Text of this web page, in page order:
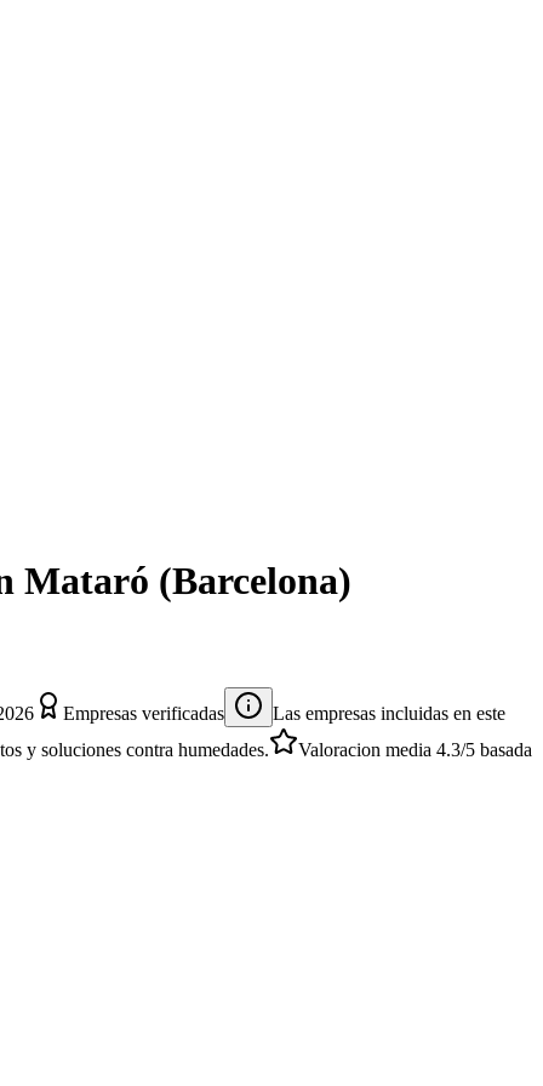
Mataró (Barcelona)
Empresas verificadas
Las empresas incluidas en este
y soluciones contra humedades.
Valoracion media 4.3/5 basada